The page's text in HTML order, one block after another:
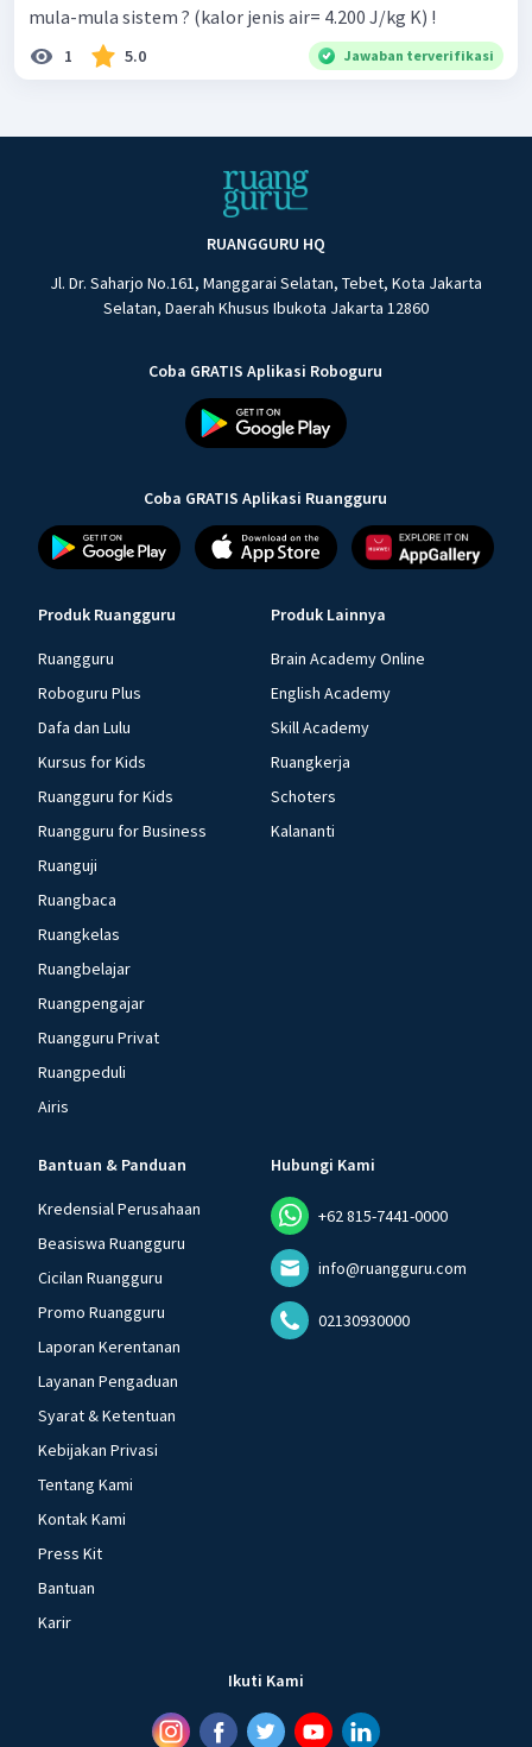
mula-mula sistem ? (kalor jenis air= 4.200 J/kg K) !
1 5.0 Jawaban terverifikasi
RUANGGURU HQ
Jl. Dr. Saharjo No.161, Manggarai Selatan, Tebet, Kota Jakarta
Selatan, Daerah Khusus Ibukota Jakarta 12860
Coba GRATIS Aplikasi Roboguru
Coba GRATIS Aplikasi Ruangguru
Produk Ruangguru
Ruangguru
Roboguru Plus
Dafa dan Lulu
Kursus for Kids
Ruangguru for Kids
Ruangguru for Business
Ruanguji
Ruangbaca
Ruangkelas
Ruangbelajar
Ruangpengajar
Ruangguru Privat
Ruangpeduli
Airis
Produk Lainnya
Brain Academy Online
English Academy
Skill Academy
Ruangkerja
Schoters
Kalananti
Bantuan & Panduan
Kredensial Perusahaan
Beasiswa Ruangguru
Cicilan Ruangguru
Promo Ruangguru
Laporan Kerentanan
Layanan Pengaduan
Syarat & Ketentuan
Kebijakan Privasi
Tentang Kami
Kontak Kami
Press Kit
Bantuan
Karir
Hubungi Kami
+62 815-7441-0000
info@ruangguru.com
02130930000
Ikuti Kami